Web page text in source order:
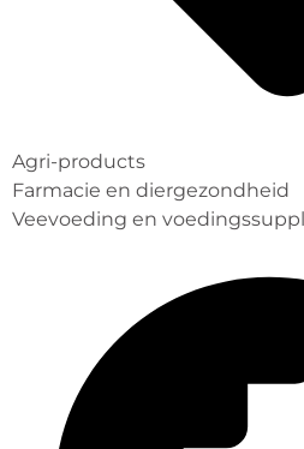
Agri-products
Farmacie en diergezondheid
Veevoeding en